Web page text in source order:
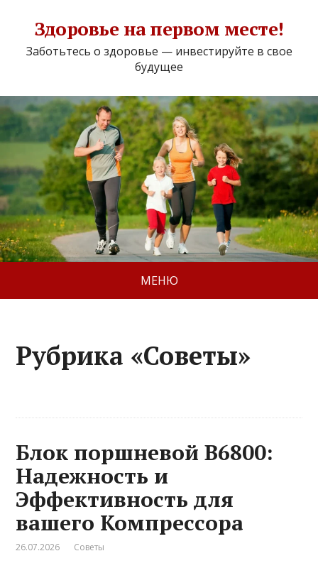
Здоровье на первом месте!
Заботьтесь о здоровье — инвестируйте в свое
будущее
МЕНЮ
Рубрика «Советы»
Блок поршневой B6800:
Надежность и
Эффективность для
вашего Компрессора
26.07.2026 Советы